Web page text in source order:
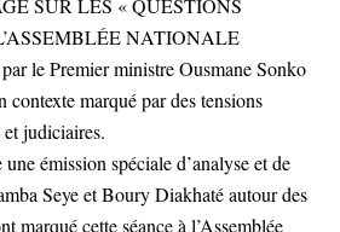
SUR LES « QUESTIONS
NATIONALE
le Premier ministre Ousmane Sonko
contexte marqué par des tensions
judiciaires.
émission spéciale d’analyse et de
Seye et Boury Diakhaté autour des
marqué cette séance à l’Assemblée